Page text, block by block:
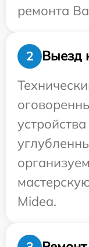
ремонта
2
Выезд
Midea.